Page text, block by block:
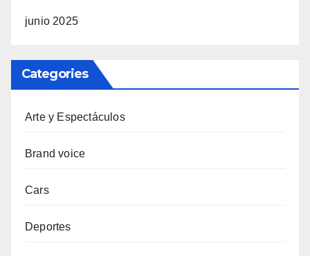
junio 2025
Categories
Arte y Espectáculos
Brand voice
Cars
Deportes